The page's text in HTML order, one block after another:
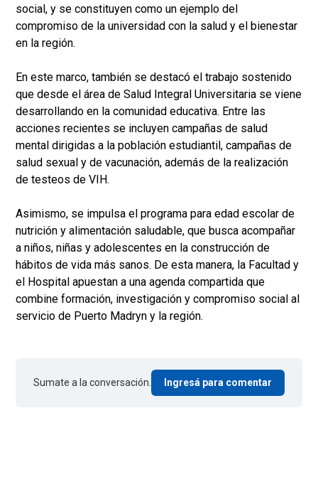
social, y se constituyen como un ejemplo del
compromiso de la universidad con la salud y el bienestar
en la región.
En este marco, también se destacó el trabajo sostenido
que desde el área de Salud Integral Universitaria se viene
desarrollando en la comunidad educativa. Entre las
acciones recientes se incluyen campañas de salud
mental dirigidas a la población estudiantil, campañas de
salud sexual y de vacunación, además de la realización
de testeos de VIH.
Asimismo, se impulsa el programa para edad escolar de
nutrición y alimentación saludable, que busca acompañar
a niños, niñas y adolescentes en la construcción de
hábitos de vida más sanos. De esta manera, la Facultad y
el Hospital apuestan a una agenda compartida que
combine formación, investigación y compromiso social al
servicio de Puerto Madryn y la región.
Sumate a la conversación. Ingresá para comentar